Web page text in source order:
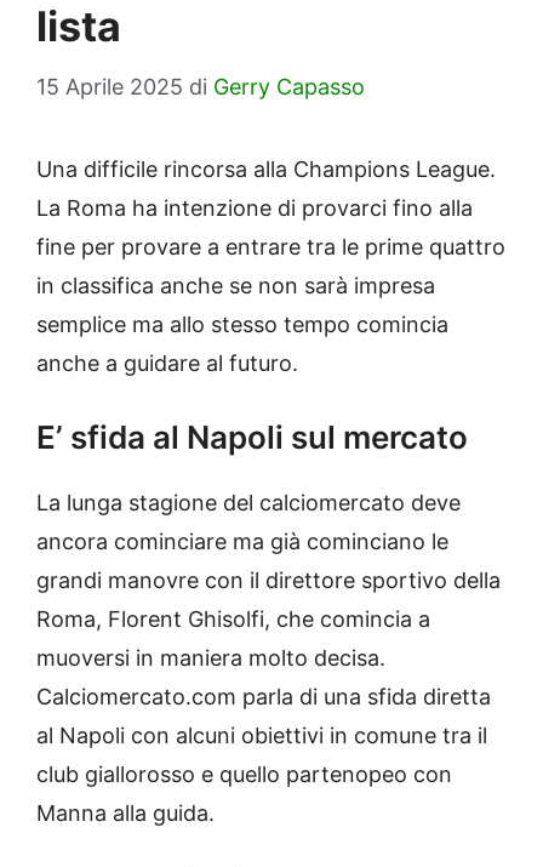
lista
15 Aprile 2025 di Gerry Capasso
Una difficile rincorsa alla Champions League.
La Roma ha intenzione di provarci fino alla
fine per provare a entrare tra le prime quattro
in classifica anche se non sarà impresa
semplice ma allo stesso tempo comincia
anche a guidare al futuro.
E’ sfida al Napoli sul mercato
La lunga stagione del calciomercato deve
ancora cominciare ma già cominciano le
grandi manovre con il direttore sportivo della
Roma, Florent Ghisolfi, che comincia a
muoversi in maniera molto decisa.
Calciomercato.com parla di una sfida diretta
al Napoli con alcuni obiettivi in comune tra il
club giallorosso e quello partenopeo con
Manna alla guida.